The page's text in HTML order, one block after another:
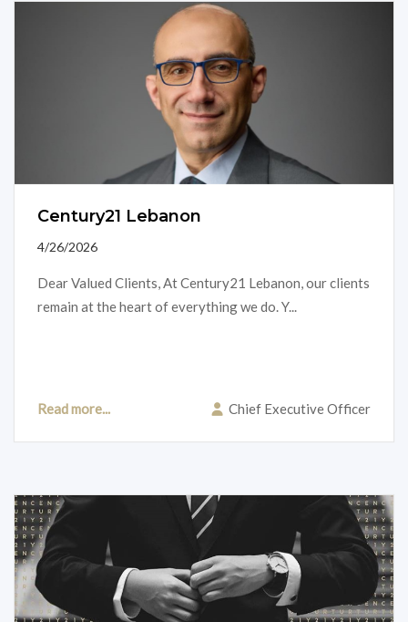
Century21 Lebanon
4/26/2026
Dear Valued Clients, At Century21 Lebanon, our clients
remain at the heart of everything we do. Y...
Read more... Chief Executive Officer